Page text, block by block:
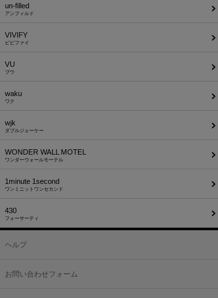
un-filled
アンフィルド
VIVIFY
ビビファイ
VU
ブウ
waku
ワク
wjk
ダブルジェーケー
WONDER WALL MOTEL
ワンダーウォールモーテル
1minute​ 1second
ワンミニットワンセカンド
430
フォーサーティ
ヘルプ
お問い合わせフォーム